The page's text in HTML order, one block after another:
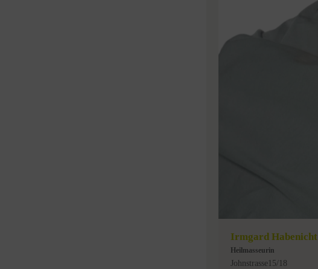
Irmgard Habenicht
Heilmasseurin
Johnstrasse15/18